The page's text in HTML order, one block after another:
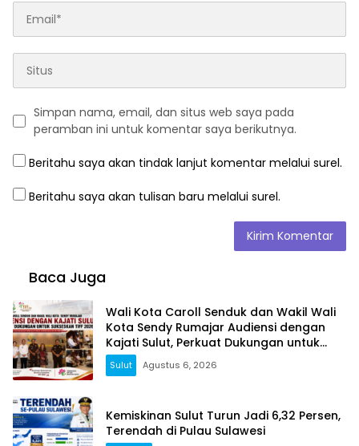
Simpan nama, email, dan situs web saya pada
peramban ini untuk komentar saya berikutnya.
Beritahu saya akan tindak lanjut komentar melalui surel.
Beritahu saya akan tulisan baru melalui surel.
Baca Juga
Wali Kota Caroll Senduk dan Wakil Wali
Kota Sendy Rumajar Audiensi dengan
Kajati Sulut, Perkuat Dukungan untuk
Sukseskan TIFF 2026
Sulut Agustus 6, 2026
Kemiskinan Sulut Turun Jadi 6,32 Persen,
Terendah di Pulau Sulawesi